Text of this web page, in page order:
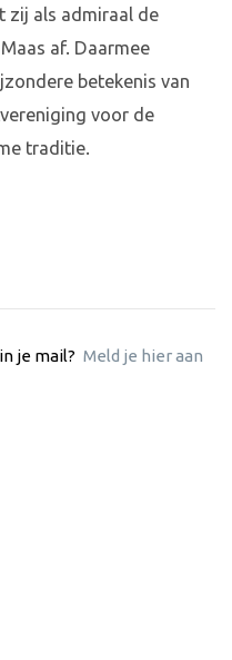
zij als admiraal de
af. Daarmee
betekenis van
voor de
traditie.
je mail? Meld je hier aan